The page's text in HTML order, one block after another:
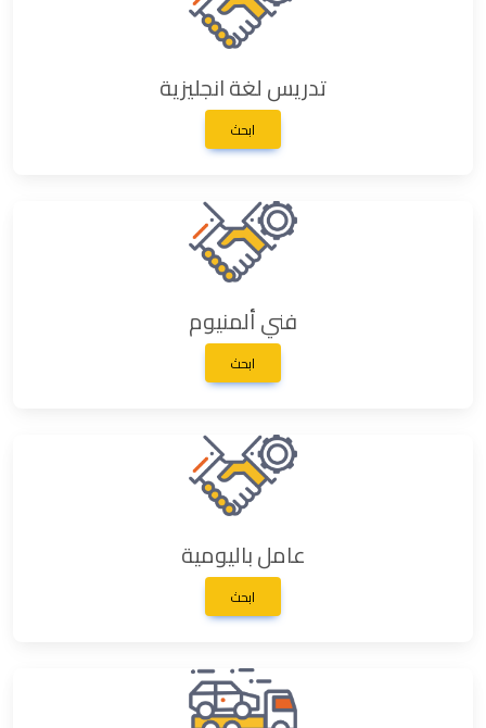
تدريس لغة انجليزية
ابحث
فني ألمنيوم
ابحث
عامل باليومية
ابحث